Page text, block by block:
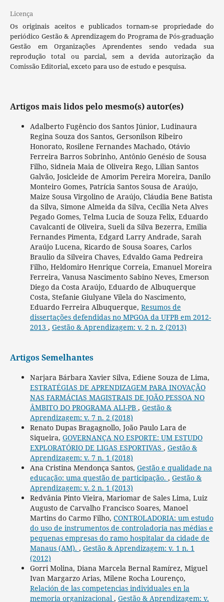
Licença
Os originais aceitos e publicados tornam-se propriedade do
periódico Gestão & Aprendizagem do Programa de Pós-graduação
Gestão em Organizações Aprendentes sendo vedada sua
reprodução total ou parcial, sem a devida autorização da
Comissão Editorial, exceto para uso de estudo e pesquisa.
Artigos mais lidos pelo mesmo(s) autor(es)
Adalberto Fugêncio dos Santos Júnior, Ludinaura
Regina Souza dos Santos, Gersonilson Ribeiro
Honorato, Rosilene Fernandes Machado, Otávio
Ferreira Barros Sobrinho, Antônio Genésio de Sousa
Filho, Sidneia Maia de Oliveira Rego, Lilian Santos
Galvão, Josicleide de Amorim Pereira Moreira, Danilo
Monteiro Gomes, Patrícia Santos Sousa de Araújo,
Maize Sousa Virgolino de Araújo, Cláudia Bene Batista
da Silva, Simone Almeida da Silva, Cecilia Neta Alves
Pegado Gomes, Telma Lucia de Souza Felix, Eduardo
Cavalcanti de Oliveira, Sueli da Silva Bezerra, Emilia
Fernandes Pimenta, Edgard Larry Andrade, Sarah
Araújo Lucena, Ricardo de Sousa Soares, Carlos
Braulio da Silveira Chaves, Edvaldo Gama Pedreira
Filho, Heldomiro Henrique Correia, Emanuel Moreira
Ferreira, Vanusa Nascimento Sabino Neves, Emerson
Diego da Costa Araújo, Eduardo de Albuquerque
Costa, Stefanie Giulyane Vilela do Nascimento,
Eduardo Ferreira Albuquerque, Resumos de
dissertações defendidas no MPGOA da UFPB em 2012-
2013 , Gestão & Aprendizagem: v. 2 n. 2 (2013)
Artigos Semelhantes
Narjara Bárbara Xavier Silva, Ediene Souza de Lima,
ESTRATÉGIAS DE APRENDIZAGEM PARA INOVAÇÃO
NAS FARMÁCIAS MAGISTRAIS DE JOÃO PESSOA NO
ÂMBITO DO PROGRAMA ALI-PB , Gestão &
Aprendizagem: v. 7 n. 2 (2018)
Renato Dupas Bragagnollo, João Paulo Lara de
Siqueira, GOVERNANÇA NO ESPORTE: UM ESTUDO
EXPLORATÓRIO DE LIGAS ESPORTIVAS , Gestão &
Aprendizagem: v. 7 n. 1 (2018)
Ana Cristina Mendonça Santos, Gestão e qualidade na
educação: uma questão de participação. , Gestão &
Aprendizagem: v. 2 n. 1 (2013)
Redvânia Pinto Vieira, Mariomar de Sales Lima, Luiz
Augusto de Carvalho Francisco Soares, Manoel
Martins do Carmo Filho, CONTROLADORIA: um estudo
do uso de instrumentos de controladoria nas médias e
pequenas empresas do ramo hospitalar da cidade de
Manaus (AM). , Gestão & Aprendizagem: v. 1 n. 1
(2012)
Gorri Molina, Diana Marcela Bernal Ramírez, Miguel
Ivan Margarzo Arias, Milene Rocha Lourenço,
Relación de las competencias individuales en la
memoria organizacional , Gestão & Aprendizagem: v.